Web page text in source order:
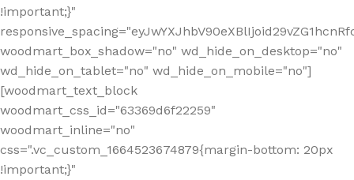
!important;}"
woodmart_box_shadow="no" wd_hide_on_desktop="no"
wd_hide_on_tablet="no" wd_hide_on_mobile="no"]
[woodmart_text_block
woodmart_css_id="63369d6f22259"
woodmart_inline="no"
css=".vc_custom_1664523674879{margin-bottom: 20px
!important;}"